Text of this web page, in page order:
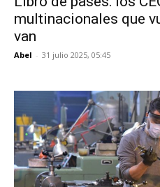
multinacionales que
van
Abel - 31 julio 2025, 05:45